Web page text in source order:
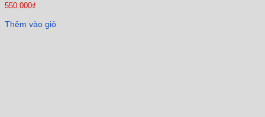
550.000₫
Thêm vào giỏ